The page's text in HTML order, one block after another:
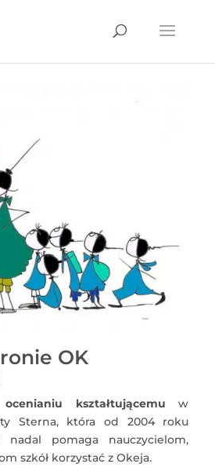
OK
ocenianiu kształtującemu w
Sterna, która od 2004 roku
nadal pomaga nauczycielom,
szkół korzystać z Okeja.